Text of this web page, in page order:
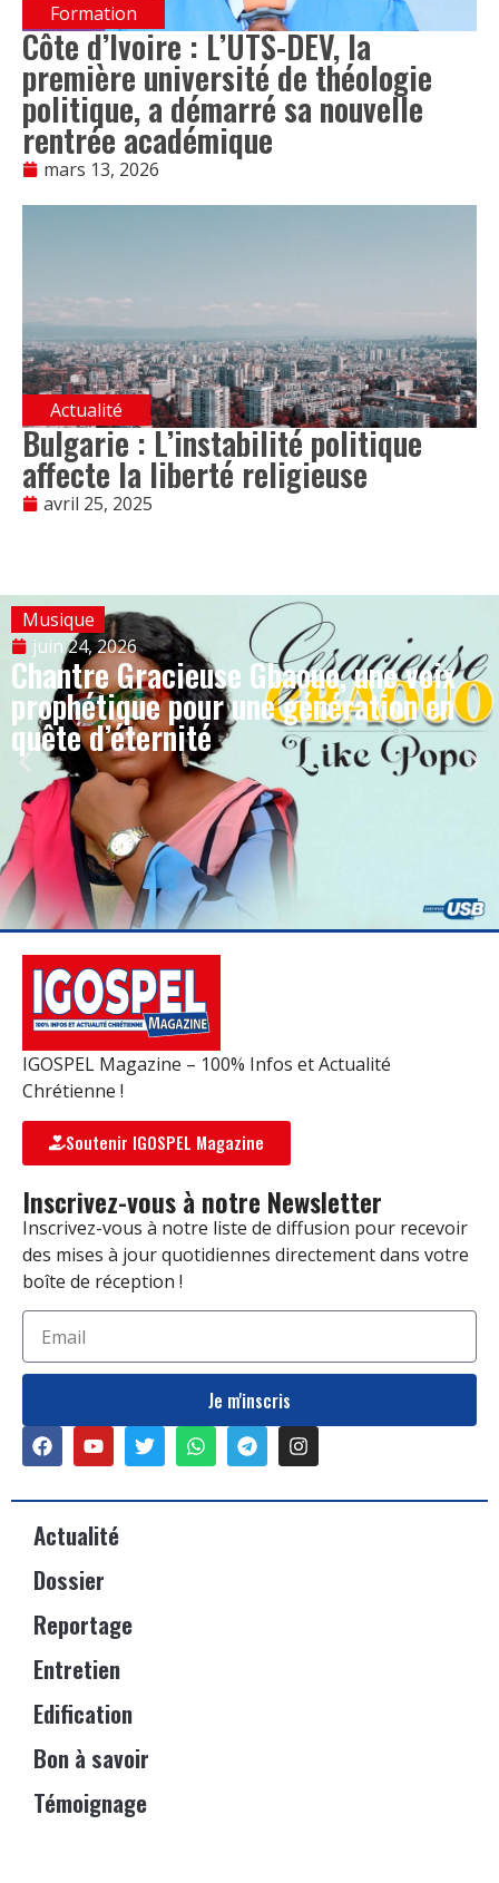
Formation
Côte d’Ivoire : L’UTS-DEV, la
première université de théologie
politique, a démarré sa nouvelle
rentrée académique
mars 13, 2026
Actualité
Bulgarie : L’instabilité politique
affecte la liberté religieuse
avril 25, 2025
Musique
juin 24, 2026
Chantre Gracieuse Gbaouo, une voix
prophétique pour une génération en
quête d’éternité
IGOSPEL Magazine – 100% Infos et Actualité
Chrétienne !
Soutenir IGOSPEL Magazine
Inscrivez-vous à notre Newsletter
Inscrivez-vous à notre liste de diffusion pour recevoir
des mises à jour quotidiennes directement dans votre
boîte de réception !
Je m'inscris
Actualité
Dossier
Reportage
Entretien
Edification
Bon à savoir
Témoignage